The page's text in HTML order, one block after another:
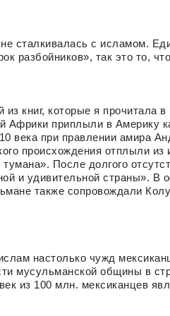
сталкивалась с исламом.
разбойников», так это то,
из книг, которые я прочитала
Африки приплыли в Америку
века при правлении амира
происхождения отплыли
После долгого
и удивительной страны». В
также сопровождали
настолько чужд
мусульманской общины в
из 100 млн. мексиканцев